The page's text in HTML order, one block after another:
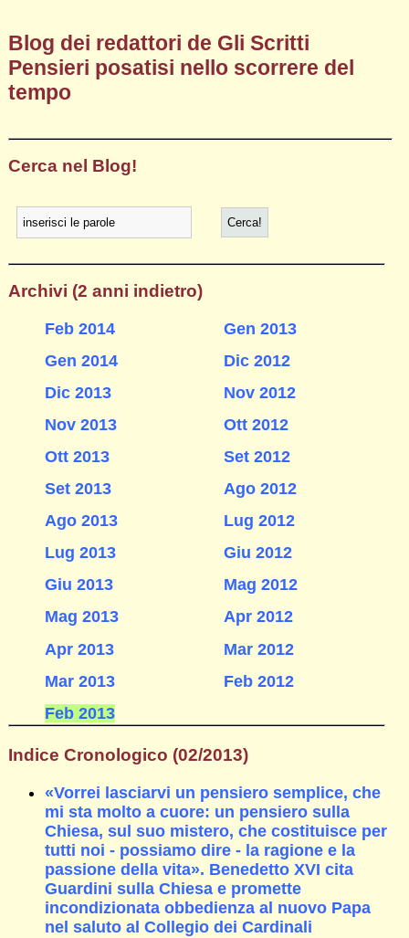
Blog dei redattori de Gli Scritti
Pensieri posatisi nello scorrere del
tempo
Cerca nel Blog!
Archivi (2 anni indietro)
Feb 2014
Gen 2014
Dic 2013
Nov 2013
Ott 2013
Set 2013
Ago 2013
Lug 2013
Giu 2013
Mag 2013
Apr 2013
Mar 2013
Feb 2013
Gen 2013
Dic 2012
Nov 2012
Ott 2012
Set 2012
Ago 2012
Lug 2012
Giu 2012
Mag 2012
Apr 2012
Mar 2012
Feb 2012
Indice Cronologico (02/2013)
«Vorrei lasciarvi un pensiero semplice, che
mi sta molto a cuore: un pensiero sulla
Chiesa, sul suo mistero, che costituisce per
tutti noi - possiamo dire - la ragione e la
passione della vita». Benedetto XVI cita
Guardini sulla Chiesa e promette
incondizionata obbedienza al nuovo Papa
nel saluto al Collegio dei Cardinali